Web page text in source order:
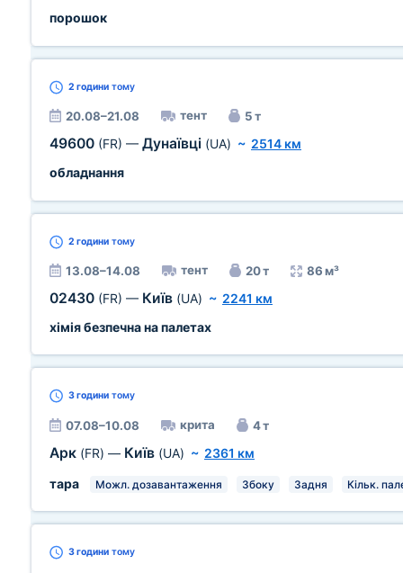
порошок
2 години тому
20.08–21.08 тент 5 т
49600 (FR) — Дунаївці (UA) ~ 2514 км
обладнання
2 години тому
13.08–14.08 тент 20 т 86 м³
02430 (FR) — Київ (UA) ~ 2241 км
хімія безпечна на палетах
3 години тому
07.08–10.08 крита 4 т
Арк (FR) — Київ (UA) ~ 2361 км
тара
Можл. дозавантаження Збоку Задня Кільк.
3 години тому